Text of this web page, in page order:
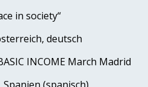
in society“
deutsch
INCOME March Madrid